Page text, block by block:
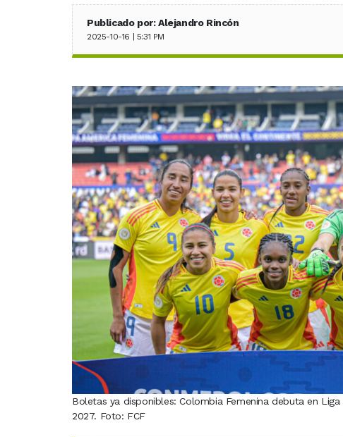
Publicado por: Alejandro Rincón
2025-10-16 | 5:31 PM
Boletas ya disponibles: Colombia Femenina debuta en
2027. Foto: FCF